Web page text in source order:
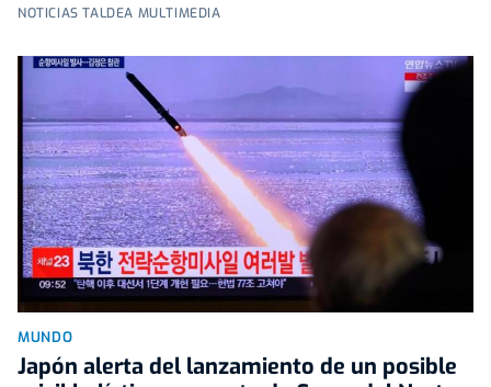
NOTICIAS TALDEA MULTIMEDIA
MUNDO
Japón alerta del lanzamiento de un posible